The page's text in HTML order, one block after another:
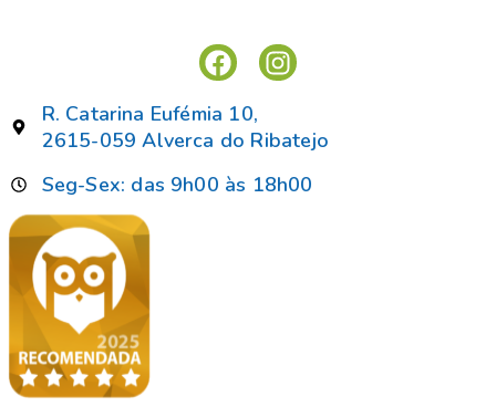
R. Catarina Eufémia 10,
2615-059 Alverca do Ribatejo
Seg-Sex: das 9h00 às 18h00